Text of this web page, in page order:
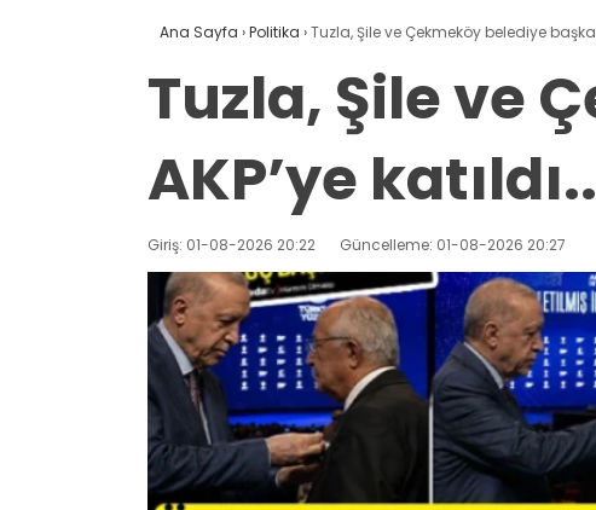
Ana Sayfa ›Politika ›Tuzla, Şile ve Çekmeköy belediye
Tuzla, Şile ve
AKP’ye
Giriş: 01-08-2026 20:22 Güncelleme: 01-08-2026 20:27